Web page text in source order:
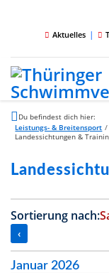
Aktuelles |
Du befindest dich hier:
Leistungs- & Breitensport /
Landessichtungen &
Sortierung nach:
‹
Januar 2026